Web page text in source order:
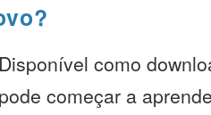
Disponível como
pode começar a